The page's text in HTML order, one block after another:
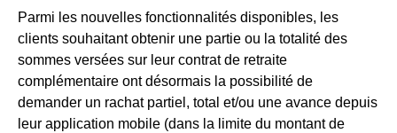
Parmi les nouvelles fonctionnalités disponibles, les
clients souhaitant obtenir une partie ou la totalité des
sommes versées sur leur contrat de retraite
complémentaire ont désormais la possibilité de
demander un rachat partiel, total et/ou une avance depuis
leur application mobile (dans la limite du montant de